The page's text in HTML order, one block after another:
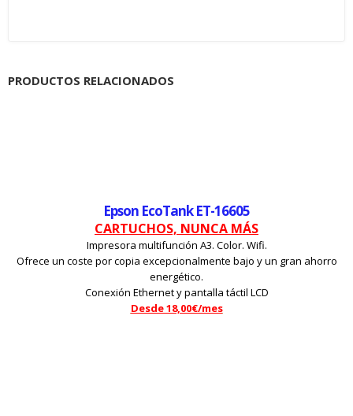
PRODUCTOS RELACIONADOS
Epson EcoTank ET-16605
CARTUCHOS, NUNCA MÁS
Impresora multifunción A3. Color. Wifi.
Ofrece un coste por copia excepcionalmente bajo y un gran ahorro
energético.
Conexión Ethernet y pantalla táctil LCD
Desde 18,00€/mes